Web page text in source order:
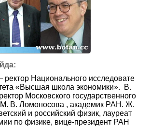
Национального исследовате
«Высшая школа экономики». В.
Московского государственного
М. В. Ломоносова , академик РАН. Ж.
и российский физик, лауреат
по физике, вице-президент РАН